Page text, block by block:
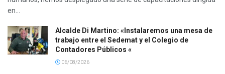
en...
Alcalde Di Martino: «Instalaremos una mesa de
trabajo entre el Sedemat y el Colegio de
Contadores Públicos «
06/08/2026